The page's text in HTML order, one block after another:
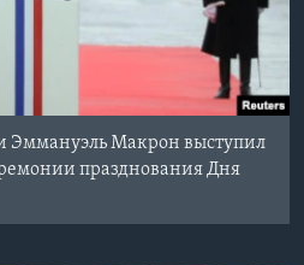
Эммануэль Макрон выступил
празднования Дня